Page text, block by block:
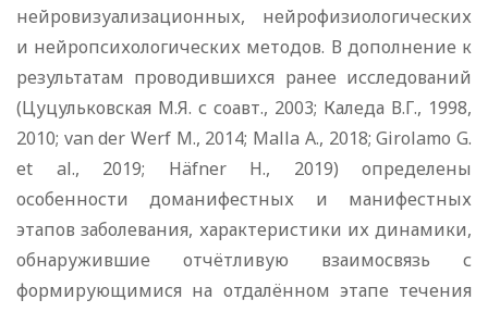
нейровизуализационных, нейрофизиологических
и нейропсихологических методов. В дополнение к
результатам проводившихся ранее исследований
(Цуцульковская М.Я. с соавт., 2003; Каледа В.Г., 1998,
2010; van der Werf M., 2014; Malla A., 2018; Girolamo G.
et al., 2019; Häfner H., 2019) определены
особенности доманифестных и манифестных
этапов заболевания, характеристики их динамики,
обнаружившие отчётливую взаимосвязь с
формирующимися на отдалённом этапе течения